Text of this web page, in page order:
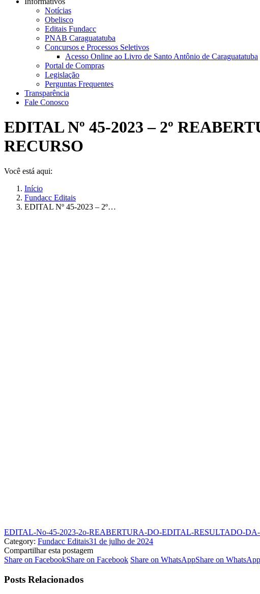
Notícias
Obelisco
Editais Fundacc
PNAB Caraguatatuba
Concursos e Processos Seletivos
Acesso Online ao Livro de Santo Antônio de Caraguatatuba
Portal de Compras
Legislação
Perguntas Frequentes
Transparência
Fale Conosco
EDITAL Nº 45-2023 – 2º
RECURSO
Você está aqui:
Início
Fundacc Editais
EDITAL Nº 45-2023 – 2º…
EDITAL-No-45-2023-2o-REABERTURA-DO-EDITAL-RESULTADO-
Category: Fundacc Editais31 de julho de 2024
Compartilhar esta postagem
Share on FacebookShare on Facebook Share on WhatsAppShare on WhatsApp
Posts Relacionados